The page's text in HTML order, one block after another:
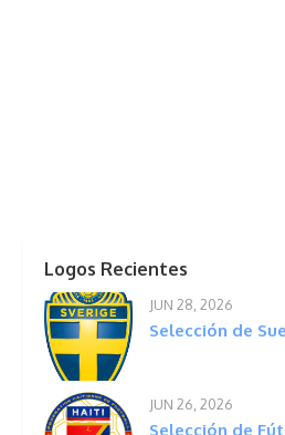
Logos Recientes
JUN 28, 2026
Selección de
JUN 26, 2026
Selección de